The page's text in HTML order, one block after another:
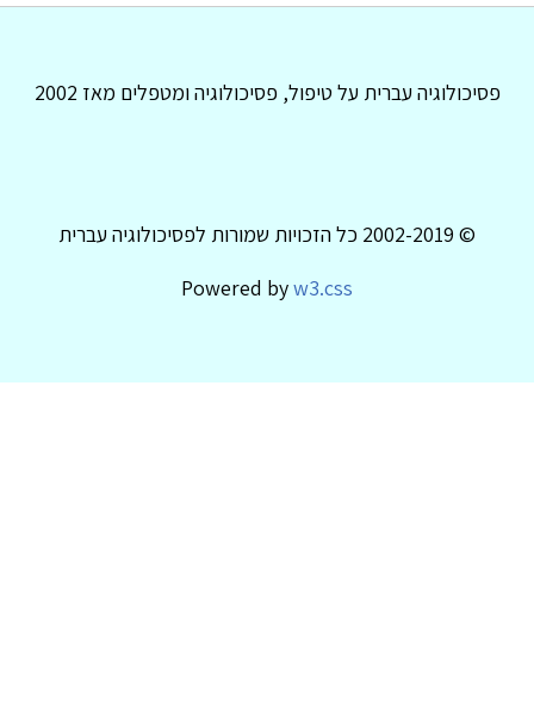
פסיכולוגיה עברית על טיפול, פסיכולוגיה ומטפלים מאז 2002
© 2002-2019 כל הזכויות שמורות לפסיכולוגיה עברית
Powered byw3.css